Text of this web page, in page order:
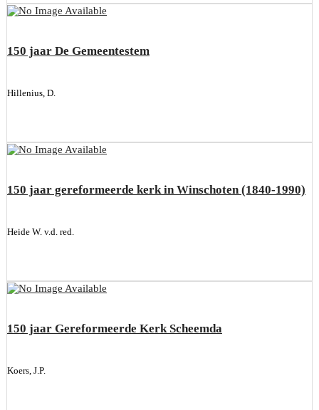
150 jaar De Gemeentestem
Hillenius, D.
150 jaar gereformeerde kerk in Winschoten (1840-1990)
Heide W. v.d. red.
150 jaar Gereformeerde Kerk Scheemda
Koers, J.P.